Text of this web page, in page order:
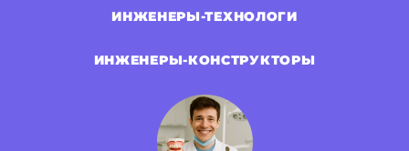
ИНЖЕНЕРЫ-ТЕХНОЛОГИ
ИНЖЕНЕРЫ-КОНСТРУКТОРЫ